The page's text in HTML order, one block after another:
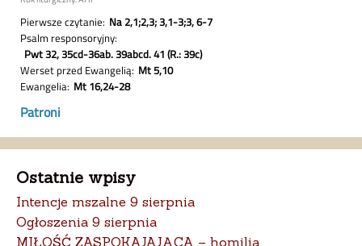
Ostatnie wpisy
Intencje mszalne 9 sierpnia
Ogłoszenia 9 sierpnia
MIŁOŚĆ ZASPOKAJAJĄCA – homilia